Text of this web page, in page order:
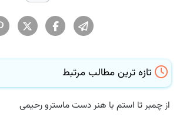
تازه ترین مطالب مرتبط
از چمبر تا استم با هنر دست ماسترو رحیمی